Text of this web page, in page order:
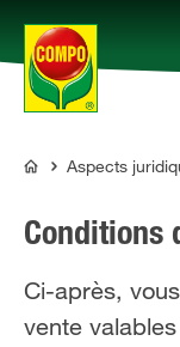
Produits
Conseil
Thèmes
COMPO
Aspects
Conditions
Ci-après,
vente